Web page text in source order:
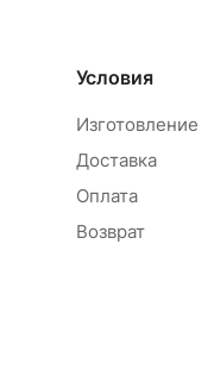
Условия
Изготовление
Доставка
Оплата
Возврат